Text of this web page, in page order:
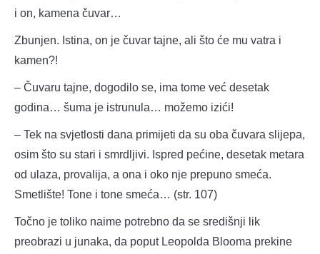
i on, kamena čuvar…
Zbunjen. Istina, on je čuvar tajne, ali što će mu vatra i
kamen?!
– Čuvaru tajne, dogodilo se, ima tome već desetak
godina… šuma je istrunula… možemo izići!
– Tek na svjetlosti dana primijeti da su oba čuvara slijepa,
osim što su stari i smrdljivi. Ispred pećine, desetak metara
od ulaza, provalija, a ona i oko nje prepuno smeća.
Smetlište! Tone i tone smeća… (str. 107)
Točno je toliko naime potrebno da se središnji lik
preobrazi u junaka, da poput Leopolda Blooma prekine